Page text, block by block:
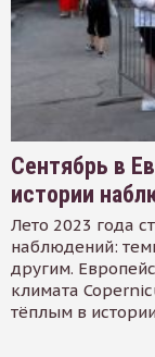
Сентябрь в
истории
Лето 2023 года
наблюдений:
другим.
климата
тёплым в